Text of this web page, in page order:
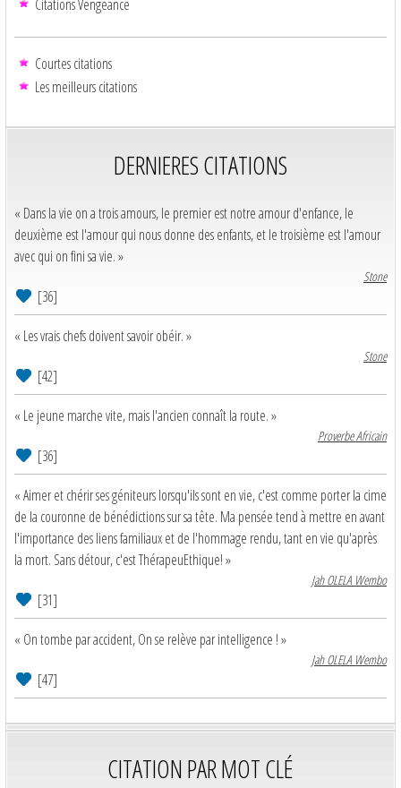
Citations Vengeance
Courtes citations
Les meilleurs citations
DERNIERES CITATIONS
« Dans la vie on a trois amours, le premier est notre amour d'enfance, le
deuxième est l'amour qui nous donne des enfants, et le troisième est l'amour
avec qui on fini sa vie. »
Stone
[36]
« Les vrais chefs doivent savoir obéir. »
Stone
[42]
« Le jeune marche vite, mais l'ancien connaît la route. »
Proverbe Africain
[36]
« Aimer et chérir ses géniteurs lorsqu'ils sont en vie, c'est comme porter la cime
de la couronne de bénédictions sur sa tête. Ma pensée tend à mettre en avant
l'importance des liens familiaux et de l'hommage rendu, tant en vie qu'après
la mort. Sans détour, c'est ThérapeuEthique! »
Jah OLELA Wembo
[31]
« On tombe par accident, On se relève par intelligence ! »
Jah OLELA Wembo
[47]
CITATION PAR MOT CLÉ